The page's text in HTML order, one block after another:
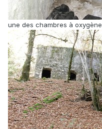
une des chambres à oxygène